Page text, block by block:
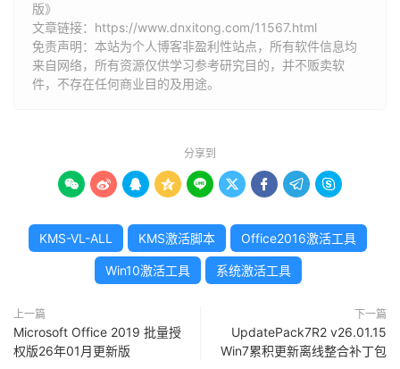
版》
文章链接： https://www.dnxitong.com/11567.html
免责声明：本站为个人博客非盈利性站点，所有软件信息均
来自网络，所有资源仅供学习参考研究目的，并不贩卖软
件，不存在任何商业目的及用途。
分享到
        
KMS-VL-ALL KMS激活脚本 Office2016激活工具
Win10激活工具 系统激活工具
上一篇
Microsoft Office 2019 批量授
权版26年01月更新版
下一篇
UpdatePack7R2 v26.01.15
Win7累积更新离线整合补丁包